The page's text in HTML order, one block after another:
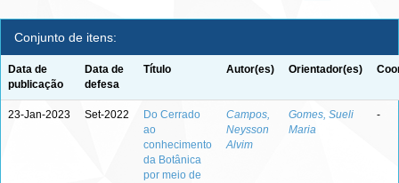
Conjunto de itens:
Data de
publicação
Data de
defesa
Título Autor(es) Orientador(es)
23-Jan-2023 Set-2022
Do Cerrado
ao
conhecimento
da Botânica
por meio de
Campos,
Neysson
Alvim
Gomes, Sueli
Maria
-